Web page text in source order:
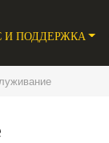
И ПОДДЕРЖКА